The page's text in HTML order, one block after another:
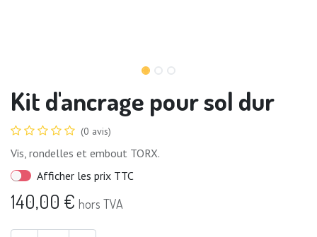
Kit d'ancrage pour sol dur
(0 avis)
Vis, rondelles et embout TORX.
Afficher les prix TTC
140,00 € hors TVA